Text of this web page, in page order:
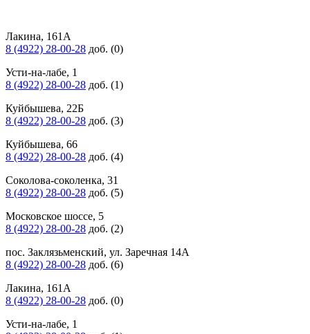
Лакина, 161А
8 (4922) 28-00-28 доб. (0)
Усти-на-лабе, 1
8 (4922) 28-00-28 доб. (1)
Куйбышева, 22Б
8 (4922) 28-00-28 доб. (3)
Куйбышева, 66
8 (4922) 28-00-28 доб. (4)
Соколова-соколенка, 31
8 (4922) 28-00-28 доб. (5)
Московское шоссе, 5
8 (4922) 28-00-28 доб. (2)
пос. Заклязьменский, ул. Заречная 14А
8 (4922) 28-00-28 доб. (6)
Лакина, 161А
8 (4922) 28-00-28 доб. (0)
Усти-на-лабе, 1